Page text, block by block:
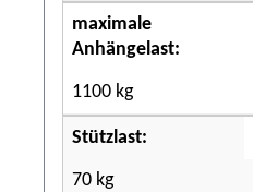
maximale
Anhängelast:
1100 kg
Stützlast:
70 kg